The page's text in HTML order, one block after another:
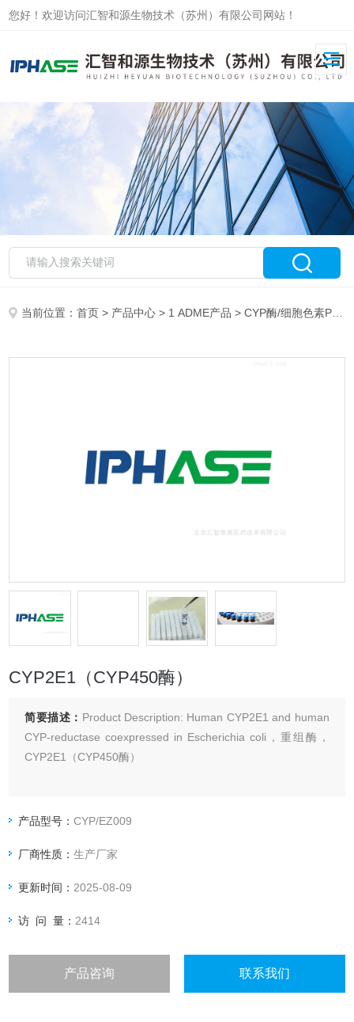
您好！欢迎访问汇智和源生物技术（苏州）有限公司网站！
当前位置：首页 > 产品中心 > 1 ADME产品 >CYP酶/细胞色素P450酶
CYP2E1（CYP450酶）
简要描述： Product Description: Human CYP2E1 and human
CYP-reductase coexpressed in Escherichia coli，重组酶，
CYP2E1（CYP450酶）
产品型号：CYP/EZ009
厂商性质：生产厂家
更新时间： 2025-08-09
访 问 量： 2414
产品咨询 联系我们